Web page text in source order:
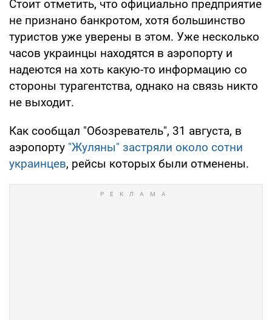
Стоит отметить, что официально предприятие
не признано банкротом, хотя большинство
туристов уже уверены в этом. Уже несколько
часов украинцы находятся в аэропорту и
надеются на хоть какую-то информацию со
стороны турагентства, однако на связь никто
не выходит.
Как сообщал "Обозреватель", 31 августа, в
аэропорту "Жуляны" застряли около сотни
украинцев, рейсы которых были отменены.